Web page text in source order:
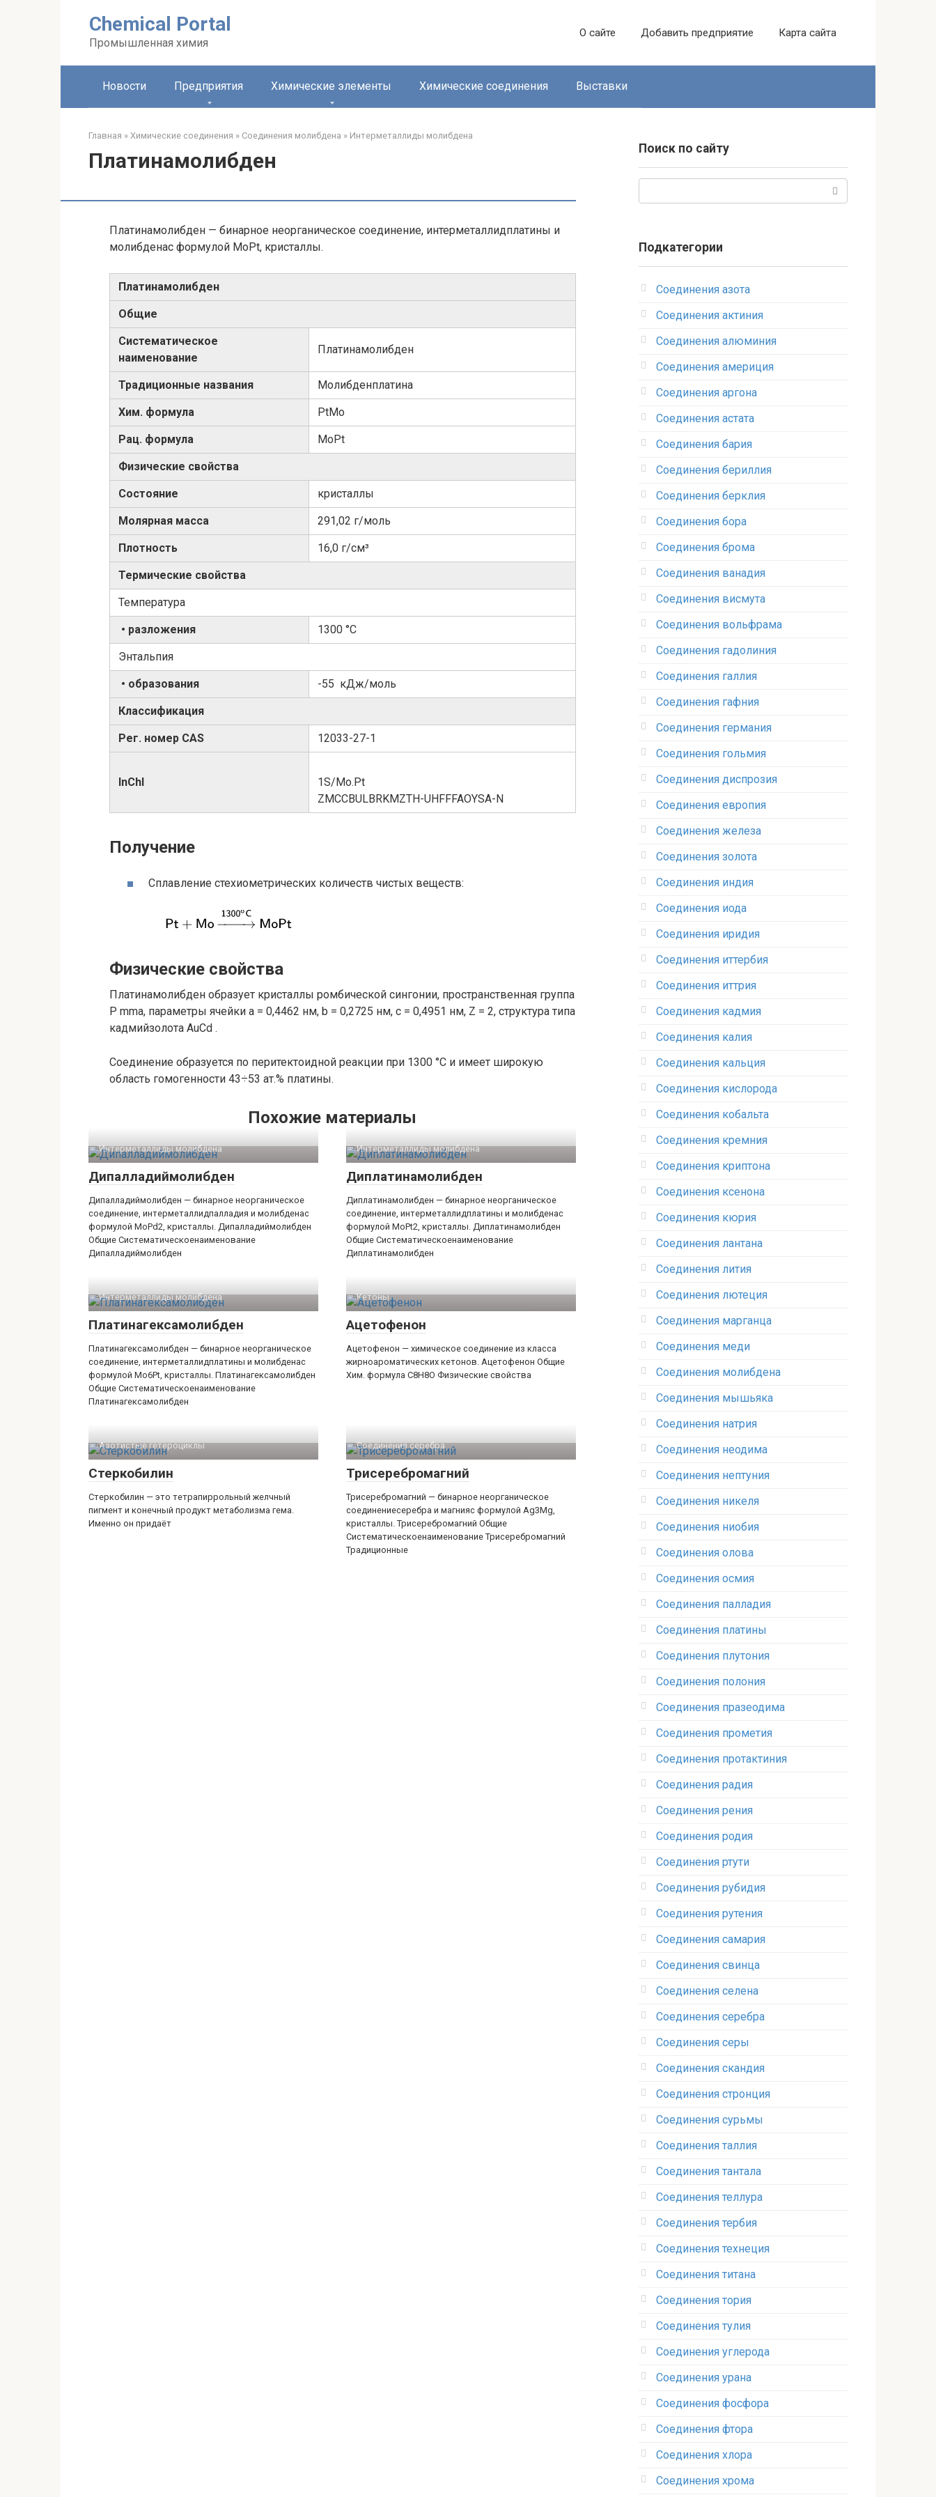
Chemical Portal
Промышленная химия
О сайте Добавить предприятие Карта сайта
Новости Предприятия Химические элементы Химические соединения Выставки
Главная » Химические соединения » Соединения молибдена‎ » Интерметаллиды молибдена‎
Платинамолибден
Платинамолибден — бинарное неорганическое соединение, интерметаллидплатины и
молибденас формулой MoPt, кристаллы.
Платинамолибден
Общие
Систематическое
наименование
Платинамолибден
Традиционные названия Молибденплатина
Хим. формула PtMo
Рац. формула MoPt
Физические свойства
Состояние кристаллы
Молярная масса 291,02 г/моль
Плотность 16,0 г/см³
Термические свойства
Температура
• разложения 1300 °C
Энтальпия
• образования -55 кДж/моль
Классификация
Рег. номер CAS 12033-27-1
InChI
1S/Mo.Pt
ZMCCBULBRKMZTH-UHFFFAOYSA-N
Получение
Сплавление стехиометрических количеств чистых веществ:
Физические свойства
Платинамолибден образует кристаллы ромбической сингонии, пространственная группа
P mma, параметры ячейки a = 0,4462 нм, b = 0,2725 нм, c = 0,4951 нм, Z = 2, структура типа
кадмийзолота AuCd .
Соединение образуется по перитектоидной реакции при 1300 °C и имеет широкую
область гомогенности 43÷53 ат.% платины.
Похожие материалы
Интерметаллиды молибдена‎
Дипалладиймолибден
Дипалладиймолибден — бинарное неорганическое
соединение, интерметаллидпалладия и молибденас
формулой MoPd2, кристаллы. Дипалладиймолибден
Общие Систематическоенаименование
Дипалладиймолибден
Интерметаллиды молибдена‎
Диплатинамолибден
Диплатинамолибден — бинарное неорганическое
соединение, интерметаллидплатины и молибденас
формулой MoPt2, кристаллы. Диплатинамолибден
Общие Систематическоенаименование
Диплатинамолибден
Интерметаллиды молибдена‎
Платинагексамолибден
Платинагексамолибден — бинарное неорганическое
соединение, интерметаллидплатины и молибденас
формулой Mo6Pt, кристаллы. Платинагексамолибден
Общие Систематическоенаименование
Платинагексамолибден
Кетоны
Ацетофенон
Ацетофенон — химическое соединение из класса
жирноароматических кетонов. Ацетофенон Общие
Хим. формула C8H8O Физические свойства
Азотистые гетероциклы‎
Стеркобилин
Стеркобилин — это тетрапиррольный желчный
пигмент и конечный продукт метаболизма гема.
Именно он придаёт
Соединения серебра‎
Трисеребромагний
Трисеребромагний — бинарное неорганическое
соединениесеребра и магнияс формулой Ag3Mg,
кристаллы. Трисеребромагний Общие
Систематическоенаименование Трисеребромагний
Традиционные
Поиск по сайту
Подкатегории
Соединения азота
Соединения актиния
Соединения алюминия‎
Соединения америция‎
Соединения аргона‎
Соединения астата‎
Соединения бария
Соединения бериллия‎
Соединения берклия
Соединения бора‎
Соединения брома‎
Соединения ванадия‎
Соединения висмута
Соединения вольфрама‎
Соединения гадолиния‎
Соединения галлия‎
Соединения гафния‎
Соединения германия‎
Соединения гольмия‎
Соединения диспрозия‎ ‎
Соединения европия‎
Соединения железа‎
Соединения золота‎
Соединения индия
Соединения иода‎
Соединения иридия
Соединения иттербия‎
Соединения иттрия‎
Соединения кадмия
Соединения калия‎
Соединения кальция
Соединения кислорода‎
Соединения кобальта
Соединения кремния‎
Соединения криптона‎
Соединения ксенона‎
Соединения кюрия
Соединения лантана‎
Соединения лития‎
Соединения лютеция‎
Соединения марганца‎
Соединения меди
Соединения молибдена‎
Соединения мышьяка‎ ‎
Соединения натрия‎
Соединения неодима‎
Соединения нептуния‎
Соединения никеля‎
Соединения ниобия‎
Соединения олова‎
Соединения осмия‎
Соединения палладия‎
Соединения платины‎
Соединения плутония‎
Соединения полония‎
Соединения празеодима‎
Соединения прометия‎
Соединения протактиния‎
Соединения радия‎
Соединения рения‎
Соединения родия‎
Соединения ртути‎
Соединения рубидия‎
Соединения рутения‎
Соединения самария‎
Соединения свинца‎
Соединения селена‎
Соединения серебра‎
Соединения серы‎
Соединения скандия
Соединения стронция‎
Соединения сурьмы
Соединения таллия‎
Соединения тантала‎
Соединения теллура‎
Соединения тербия‎
Соединения технеция‎
Соединения титана
Соединения тория‎
Соединения тулия‎
Соединения углерода‎
Соединения урана‎
Соединения фосфора‎
Соединения фтора‎
Соединения хлора‎
Соединения хрома‎